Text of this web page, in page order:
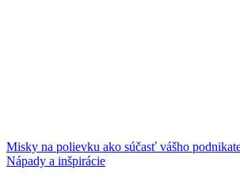
Misky na polievku ako súčasť vášho
Nápady a inšpirácie